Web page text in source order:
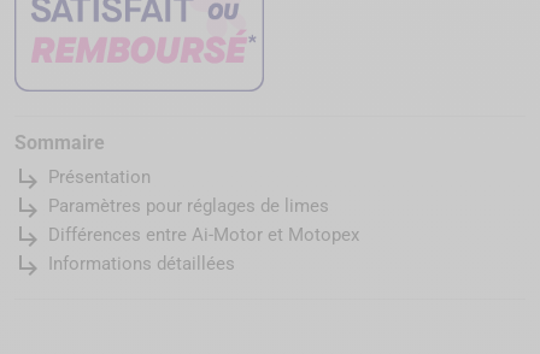
Sommaire
subdirectory_arrow_right Présentation
subdirectory_arrow_right Paramètres pour réglages de limes
subdirectory_arrow_right Différences entre Ai-Motor et Motopex
subdirectory_arrow_right Informations détaillées